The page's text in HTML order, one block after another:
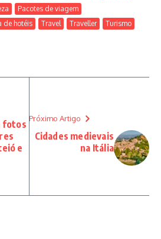
Pacotes de viagem
de hotéis Travel Traveller
Turismo
fotos
e
Próximo Artigo
Cidades medievais
na Itália